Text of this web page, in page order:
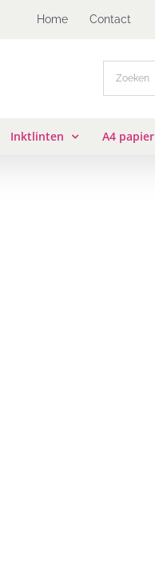
Home Contact
Inktlinten A4 papier